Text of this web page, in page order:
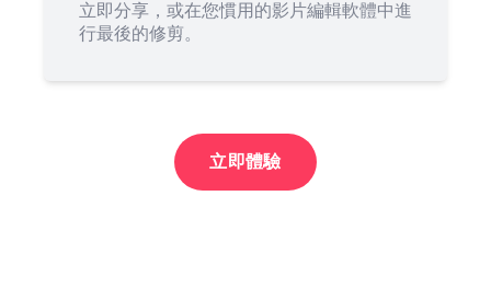
立即分享，或在您慣用的影片編輯軟體中進
行最後的修剪。
立即體驗